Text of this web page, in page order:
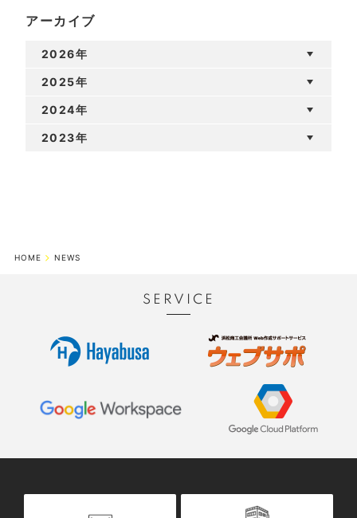
アーカイブ
2026年
2025年
2024年
2023年
HOME NEWS
SERVICE